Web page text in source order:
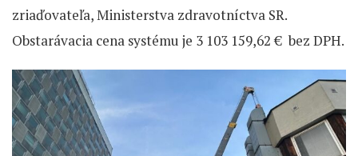
zriaďovateľa, Ministerstva zdravotníctva SR.
Obstarávacia cena systému je 3 103 159,62 € bez DPH.